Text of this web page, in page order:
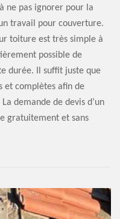
ne pas ignorer pour la
travail pour couverture.
toiture est très simple à
possible de
durée. Il suffit juste que
et complètes afin de
demande de devis d’un
gratuitement et sans